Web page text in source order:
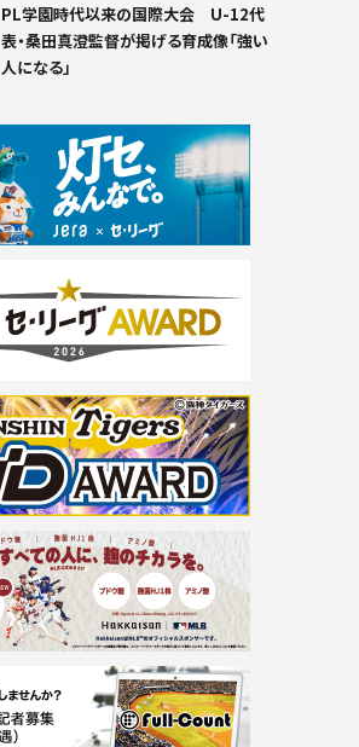
PL学園時代以来の国際大会 U-12代
表・桑田真澄監督が掲げる育成像「強い
人になる」